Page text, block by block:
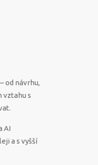
od návrhu,
vztahu s
AI
a s vyšší